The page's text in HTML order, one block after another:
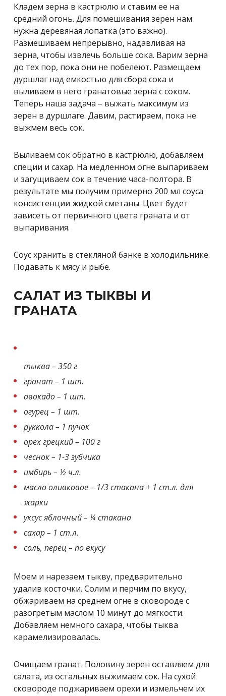
Кладем зерна в кастрюлю и ставим ее на
средний огонь. Для помешивания зерен нам
нужна деревяная лопатка (это важно).
Размешиваем непрерывно, надавливая на
зерна, чтобы извлечь больше сока. Варим зерна
до тех пор, пока они не побелеют. Размещаем
дуршлаг над емкостью для сбора сока и
выливаем в него гранатовые зерна с соком.
Теперь наша задача – выжать максимум из
зерен в дуршлаге. Давим, растираем, пока не
выжмем весь сок.
Выливаем сок обратно в кастрюлю, добавляем
специи и сахар. На медленном огне выпариваем
и загущиваем сок в течение часа-полтора. В
результате мы получим примерно 200 мл соуса
консистенции жидкой сметаны. Цвет будет
зависеть от первичного цвета граната и от
выпаривания.
Соус хранить в стекляной банке в холодильнике.
Подавать к мясу и рыбе.
САЛАТ ИЗ ТЫКВЫ И
ГРАНАТА
тыква – 350 г
гранат – 1 шт.
авокадо – 1 шт.
огурец – 1 шт.
руккола – 1 пучок
орех грецкий – 100 г
чеснок – 1-3 зубчика
имбирь – ½ ч.л.
масло оливковое – 1/3 стакана + 1 ст.л. для
жарки
уксус яблочный – ¼ стакана
сахар – 1 ст.л.
соль, перец – по вкусу
Моем и нарезаем тыкву, предварительно
удалив косточки. Солим и перчим по вкусу,
обжариваем на среднем огне в сковороде с
разогретым маслом 10 минут до мягкости.
Добавляем немного сахара, чтобы тыква
карамелизировалась.
Очищаем гранат. Половину зерен оставляем для
салата, из остальных выжимаем сок. На сухой
сковороде поджариваем орехи и измельчем их